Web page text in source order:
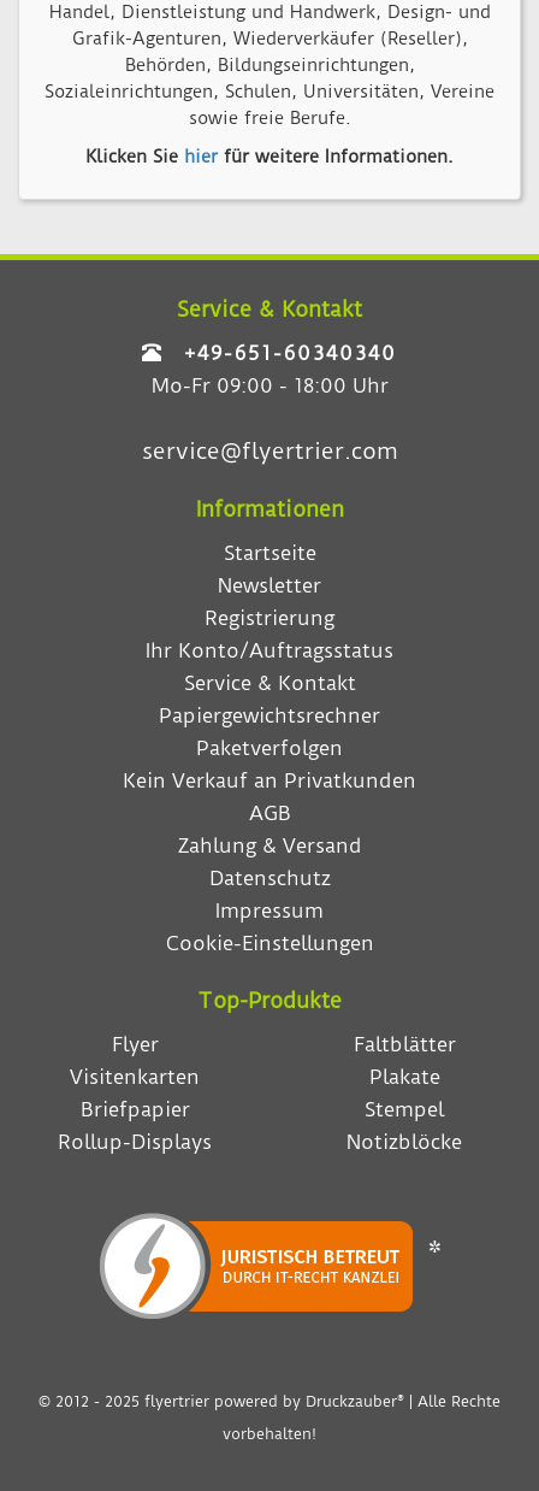
Handel, Dienstleistung und Handwerk, Design- und
Grafik-Agenturen, Wiederverkäufer (Reseller),
Behörden, Bildungseinrichtungen,
Sozialeinrichtungen, Schulen, Universitäten, Vereine
sowie freie Berufe.
Klicken Sie hierfür weitere Informationen.
Service & Kontakt
+49-651-60340340
Mo-Fr 09:00 - 18:00 Uhr
service@flyertrier.com
Informationen
Startseite
Newsletter
Registrierung
Ihr Konto/Auftragsstatus
Service & Kontakt
Papiergewichtsrechner
Paketverfolgen
Kein Verkauf an Privatkunden
AGB
Zahlung & Versand
Datenschutz
Impressum
Cookie-Einstellungen
Top-Produkte
Flyer
Visitenkarten
Briefpapier
Rollup-Displays
Faltblätter
Plakate
Stempel
Notizblöcke
*
© 2012 - 2025 flyertrier powered by Druckzauber® | Alle Rechte
vorbehalten!